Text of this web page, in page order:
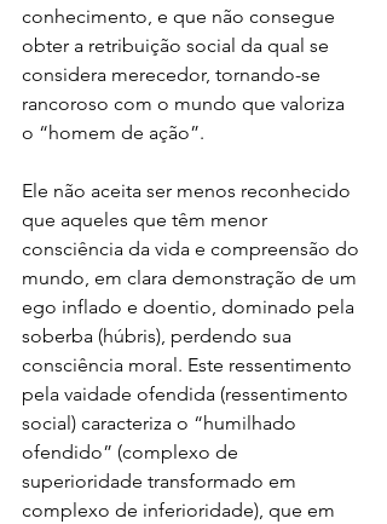
conhecimento, e que não consegue
obter a retribuição social da qual se
considera merecedor, tornando-se
rancoroso com o mundo que valoriza
o “homem de ação”.
Ele não aceita ser menos reconhecido
que aqueles que têm menor
consciência da vida e compreensão do
mundo, em clara demonstração de um
ego inflado e doentio, dominado pela
soberba (húbris), perdendo sua
consciência moral. Este ressentimento
pela vaidade ofendida (ressentimento
social) caracteriza o “humilhado
ofendido” (complexo de
superioridade transformado em
complexo de inferioridade), que em